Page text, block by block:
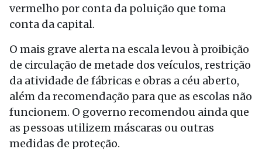
vermelho por conta da poluição que toma
conta da capital.
O mais grave alerta na escala levou à proibição
de circulação de metade dos veículos, restrição
da atividade de fábricas e obras a céu aberto,
além da recomendação para que as escolas não
funcionem. O governo recomendou ainda que
as pessoas utilizem máscaras ou outras
medidas de proteção.